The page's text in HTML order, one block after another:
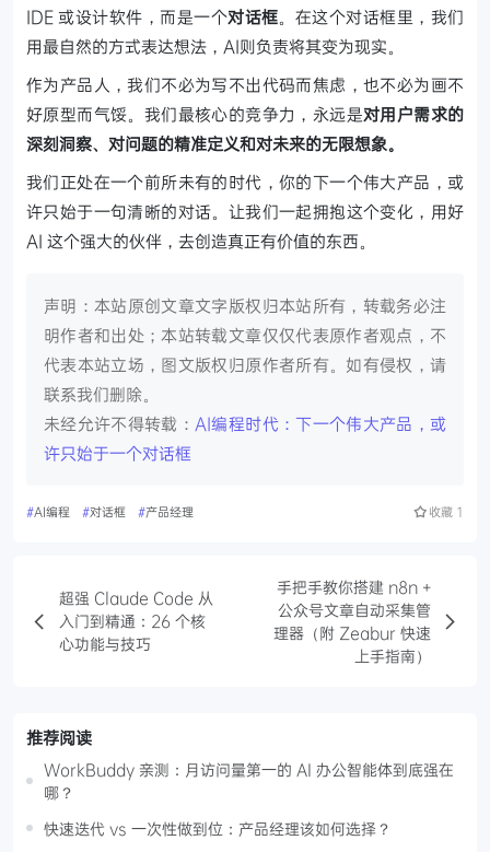
IDE 或设计软件，而是一个对话框。在这个对话框里，我们
用最自然的方式表达想法，AI则负责将其变为现实。
作为产品人，我们不必为写不出代码而焦虑，也不必为画不
好原型而气馁。我们最核心的竞争力，永远是对用户需求的
深刻洞察、对问题的精准定义和对未来的无限想象。
我们正处在一个前所未有的时代，你的下一个伟大产品，或
许只始于一句清晰的对话。让我们一起拥抱这个变化，用好
AI 这个强大的伙伴，去创造真正有价值的东西。
声明：本站原创文章文字版权归本站所有，转载务必注
明作者和出处；本站转载文章仅仅代表原作者观点，不
代表本站立场，图文版权归原作者所有。如有侵权，请
联系我们删除。
未经允许不得转载： AI编程时代：下一个伟大产品，或
许只始于一个对话框
#AI编程 #对话框 #产品经理 收藏 1
超强 Claude Code 从
入门到精通：26 个核
心功能与技巧
手把手教你搭建 n8n +
公众号文章自动采集管
理器（附 Zeabur 快速
上手指南）
推荐阅读
WorkBuddy 亲测：月访问量第一的 AI 办公智能体到底强在
哪？
快速迭代 vs 一次性做到位：产品经理该如何选择？